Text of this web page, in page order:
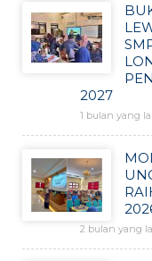
2027
1 bulan yang
2 bulan yang